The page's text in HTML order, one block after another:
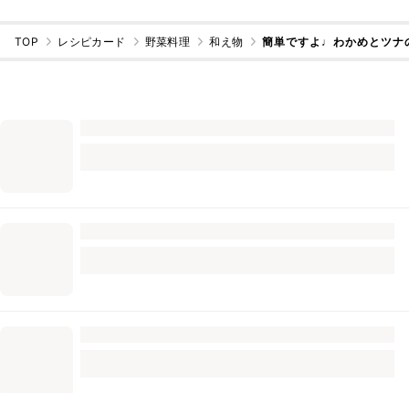
TOP レシピカード 野菜料理 和え物 簡単ですよ♩わかめとツ